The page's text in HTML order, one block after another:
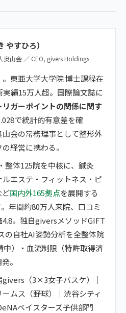
やすひろ）
奥山会 ／ CEO, givers Holdings
東亜大学大学院 博士課程在
績15万人超。国際論文誌に
ガーポイントの関係に関す
で統計的有意差を確
会の常務理事として整形外
経営に携わる。
体125院を中核に、鍼灸
エステ・フィットネス・ピ
ど国内外165拠点を展開する
年間約80万人来院、口コミ
。独自giversメソッドGIFT
の自社AI姿勢分析を全整体院
中）・血流制限（特許取得済
。
givers（3×3女子バスケ）｜
ムス（野球）｜渋谷シティ
ベイスターズ子供部門